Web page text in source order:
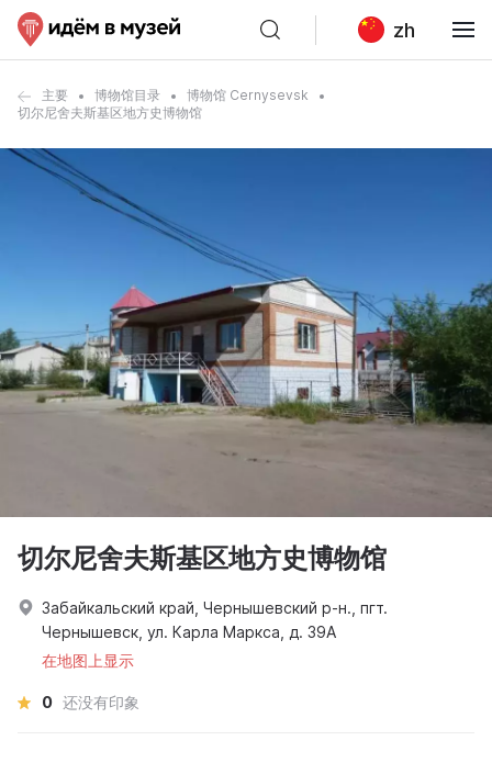
zh
主要 博物馆目录
博物馆 Cernysevsk
切尔尼舍夫斯基区地方史博物馆
切尔尼舍夫斯基区地方史博物馆
Забайкальский край, Чернышевский р-н., пгт.
Чернышевск, ул. Карла Маркса, д. 39А
在地图上显示
0 还没有印象